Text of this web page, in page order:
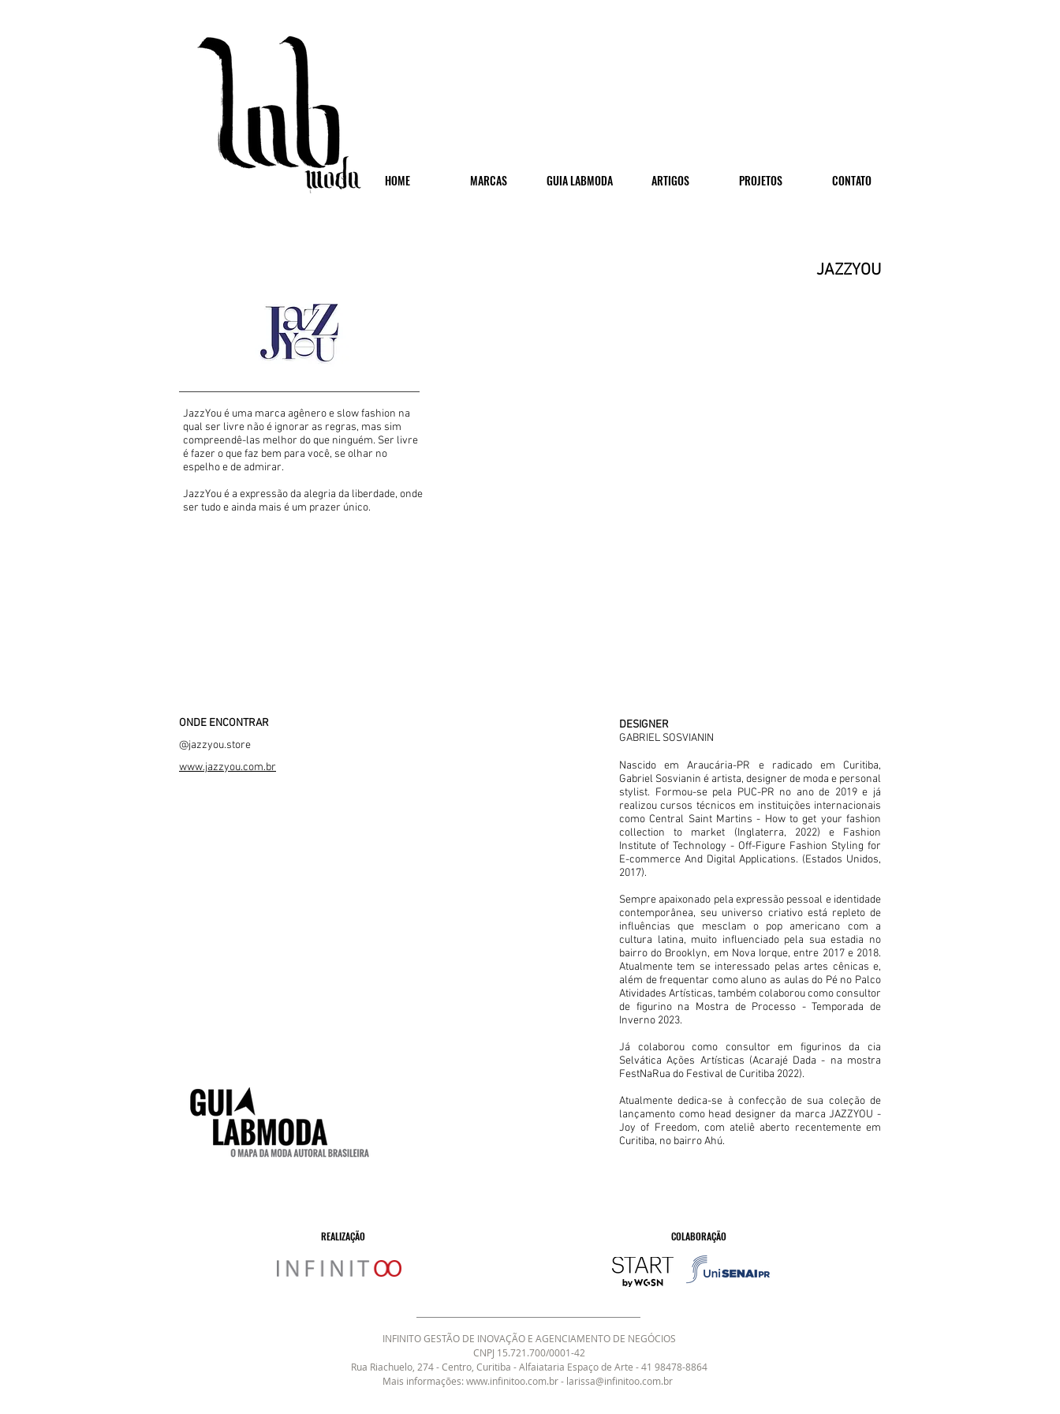
HOME MARCAS GUIA LABMODA ARTIGOS PROJETOS CONTATO
JAZZYOU
JazzYou é uma marca agênero e slow fashion na
qual ser livre não é ignorar as regras, mas sim
compreendê-las melhor do que ninguém. Ser livre
é fazer o que faz bem para você, se olhar no
espelho e de admirar.
JazzYou é a expressão da alegria da liberdade, onde
ser tudo e ainda mais é um prazer único.
ONDE ENCONTRAR
@jazzyou.store
www.jazzyou.com.br
DESIGNER
GABRIEL SOSVIANIN
Nascido em Araucária-PR e radicado em Curitiba,
Gabriel Sosvianin é artista, designer de moda e personal
stylist. Formou-se pela PUC-PR no ano de 2019 e já
realizou cursos técnicos em instituições internacionais
como Central Saint Martins - How to get your fashion
collection to market (Inglaterra, 2022) e Fashion
Institute of Technology - Off-Figure Fashion Styling for
E-commerce And Digital Applications. (Estados Unidos,
2017).
Sempre apaixonado pela expressão pessoal e identidade
contemporânea, seu universo criativo está repleto de
influências que mesclam o pop americano com a
cultura latina, muito influenciado pela sua estadia no
bairro do Brooklyn, em Nova Iorque, entre 2017 e 2018.
Atualmente tem se interessado pelas artes cênicas e,
além de frequentar como aluno as aulas do Pé no Palco
Atividades Artísticas, também colaborou como consultor
de figurino na Mostra de Processo - Temporada de
Inverno 2023.
Já colaborou como consultor em figurinos da cia
Selvática Ações Artísticas (Acarajé Dada - na mostra
FestNaRua do Festival de Curitiba 2022).
Atualmente dedica-se à confecção de sua coleção de
lançamento como head designer da marca JAZZYOU -
Joy of Freedom, com ateliê aberto recentemente em
Curitiba, no bairro Ahú.
REALIZAÇÃO COLABORAÇÃO
INFINITO GESTÃO DE INOVAÇÃO E AGENCIAMENTO DE NEGÓCIOS​
CNPJ 15.721.700/0001-42
Rua Riachuelo, 274 - Centro, Curitiba - Alfaiataria Espaço de Arte - 41 98478-8864
Mais informações: www.infinitoo.com.br- larissa@infinitoo.com.br